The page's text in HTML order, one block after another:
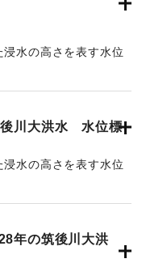
水の高さを表す水位
おり、「T.P
川大洪水 水位標
水の高さを表す水位
おり、「T.P
年の筑後川大洪